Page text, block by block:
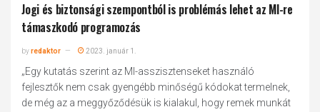
Jogi és biztonsági szempontból is problémás lehet az MI-re
támaszkodó programozás
byredaktor 2023. január 1.
„Egy kutatás szerint az MI-asszisztenseket használó
fejlesztők nem csak gyengébb minőségű kódokat termelnek,
de még az a meggyőződésük is kialakul, hogy remek munkát